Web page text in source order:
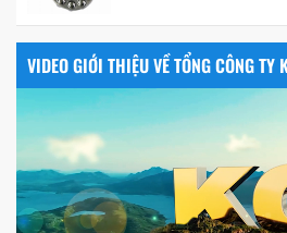
VIDEO GIỚI THIỆU VỀ TỔNG CÔNG TY